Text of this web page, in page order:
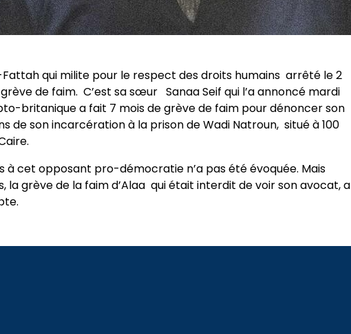
qui milite pour le respect des droits humains arrêté le 2
de faim. C’est sa sœur Sanaa Seif qui l’a annoncé mardi
britanique a fait 7 mois de grève de faim pour dénoncer son
de son incarcération à la prison de Wadi Natroun, situé à 100
à cet opposant pro-démocratie n’a pas été évoquée. Mais
la grève de la faim d’Alaa qui était interdit de voir son avocat, a